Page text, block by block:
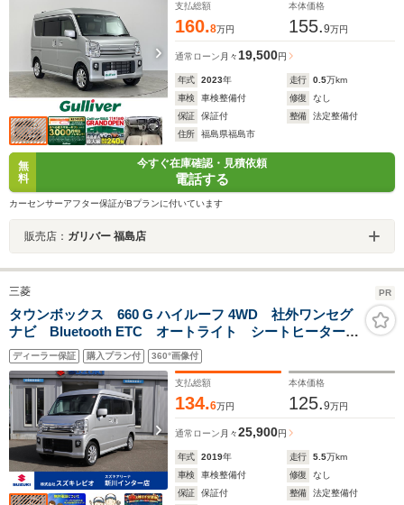
支払総額
160.8万円
本体価格
155.9万円
通常ローン 月々19,500円
年式 2023年 走行 0.5万km
車検
車検整備付 修復
なし
保証
保証付 整備
法定整備付
住所
福島県福島市
無
料
今すぐ在庫確認・見積依頼
電話する
カーセンサーアフター保証がBプランに付いています
販売店： ガリバー 福島店
三菱 PR
タウンボックス 660 G ハイルーフ 4WD 社外ワンセグ
ナビ Bluetooth ETC オートライト シートヒーター
助手席側電動スライドドア 衝突軽減ブレーキ
ディーラー保証 購入プラン付 360°画像付
支払総額
134.6万円
本体価格
125.9万円
通常ローン 月々25,900円
年式 2019年 走行 5.5万km
車検
車検整備付 修復
なし
保証
保証付 整備
法定整備付